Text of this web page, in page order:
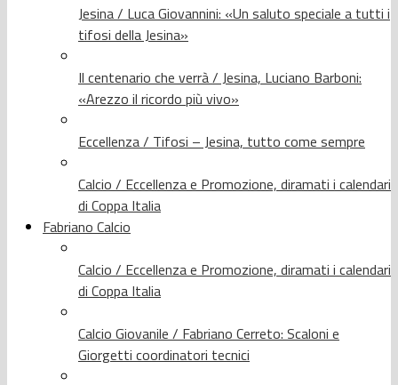
Jesina / Luca Giovannini: «Un saluto speciale a tutti i
tifosi della Jesina»
Il centenario che verrà / Jesina, Luciano Barboni:
«Arezzo il ricordo più vivo»
Eccellenza / Tifosi – Jesina, tutto come sempre
Calcio / Eccellenza e Promozione, diramati i calendari
di Coppa Italia
Fabriano Calcio
Calcio / Eccellenza e Promozione, diramati i calendari
di Coppa Italia
Calcio Giovanile / Fabriano Cerreto: Scaloni e
Giorgetti coordinatori tecnici